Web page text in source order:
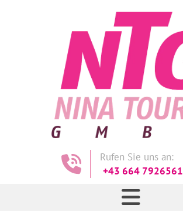

Rufen Sie uns an:
+43 664 7926561